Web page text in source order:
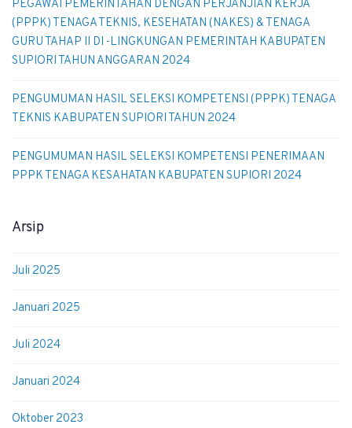
PEGAWAI PEMERINTAHAN DENGAN PERJANJIAN KERJA
(PPPK) TENAGA TEKNIS, KESEHATAN (NAKES) & TENAGA
GURU TAHAP II DI -LINGKUNGAN PEMERINTAH KABUPATEN
SUPIORI TAHUN ANGGARAN 2024
PENGUMUMAN HASIL SELEKSI KOMPETENSI (PPPK) TENAGA
TEKNIS KABUPATEN SUPIORI TAHUN 2024
PENGUMUMAN HASIL SELEKSI KOMPETENSI PENERIMAAN
PPPK TENAGA KESAHATAN KABUPATEN SUPIORI 2024
Arsip
Juli 2025
Januari 2025
Juli 2024
Januari 2024
Oktober 2023